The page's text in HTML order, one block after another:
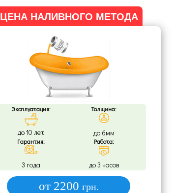
ЦЕНА НАЛИВНОГО МЕТОДА
Эксплуатация:
до 10 лет
Толщина:
до 6мм
Гарантия:
3 года
Работа:
до 3 часов
от 2200 грн.